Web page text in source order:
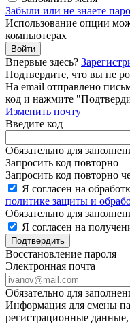
Забыли или не знаете
Использование опции
компьютерах
Войти
Впервые здесь?
Подтвердите, что вы не
Ha email отправлено
код и нажмите
Изменить почту
Введите код
Обязательно для
Запросить код повторно
Запросить код повторно
Я согласен на
политике защиты и
Обязательно для
Я согласен на
Подтвердить
Восстановление пароля
Электронная почта
Обязательно для
Информация для смены
регистрационные